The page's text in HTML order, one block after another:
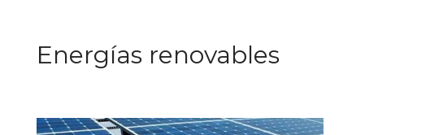
Energías renovables